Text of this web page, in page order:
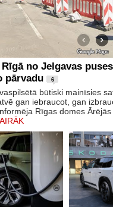
no Jelgavas
pārvadu
6
būtiski mainīsies
gan iebraucot, gan
Rīgas domes